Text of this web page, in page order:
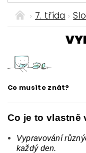
7. třída
Co musíte znát?
Co je to vlastně
Vypravování
každý den.